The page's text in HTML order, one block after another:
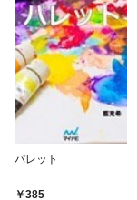
パレット
385